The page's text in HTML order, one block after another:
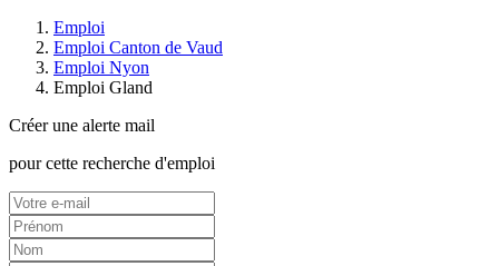
Emploi
Emploi Canton de Vaud
Emploi Nyon
Emploi Gland
Créer une alerte mail
pour cette recherche d'emploi